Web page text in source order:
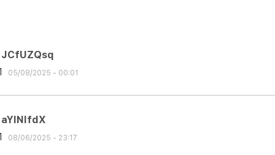
và được làm hơi lõm vào tất cả các cạnh. Phần đế này có lỗ
JCfUZQsq
05/08/2025 - 00:01
aYlNlfdX
08/06/2025 - 23:17